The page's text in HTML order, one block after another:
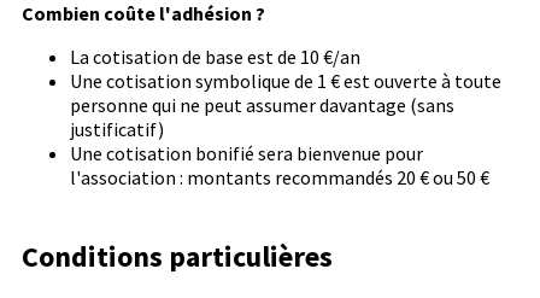
Combien coûte l'adhésion ?
La cotisation de base est de 10 €/an
Une cotisation symbolique de 1 € est ouverte à toute
personne qui ne peut assumer davantage (sans
justificatif)
Une cotisation bonifié sera bienvenue pour
l'association : montants recommandés 20 € ou 50 €
Conditions particulières